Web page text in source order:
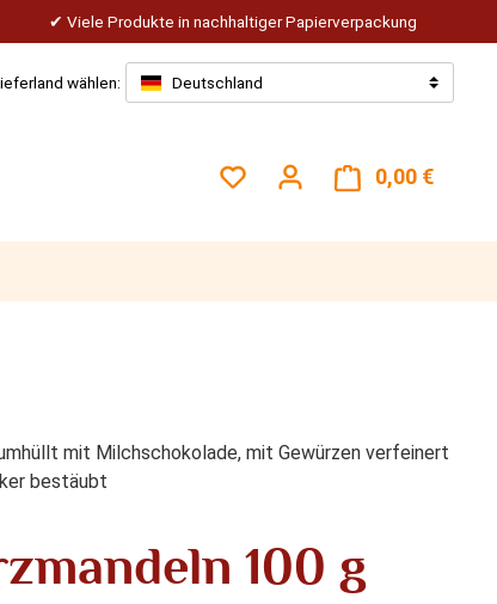
Viele Produkte in nachhaltiger Papierverpackung
wählen: Deutschland
Du hast 0 Produkte auf
0,00 €
mit Milchschokolade, mit Gewürzen verfeinert
bestäubt
100 g